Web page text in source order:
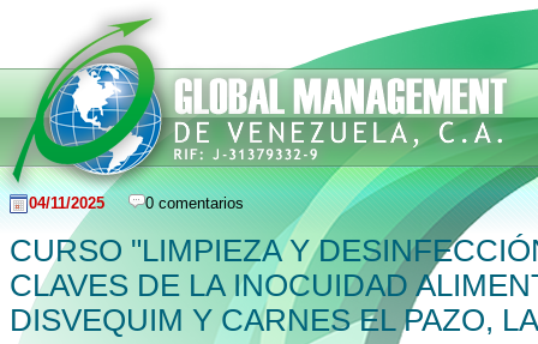
04/11/2025 0 comentarios
CURSO "LIMPIEZA Y
CLAVES DE LA INOCUIDAD
DISVEQUIM Y CARNES EL PAZO,